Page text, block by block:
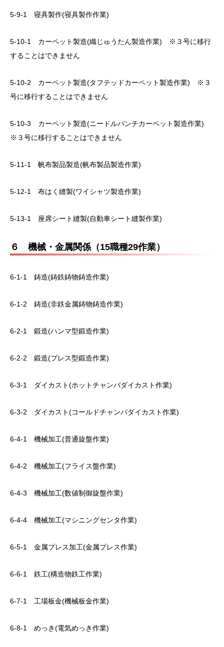
5-9-1 寝具製作(寝具製作作業)
5-10-1 カーペット製造(織じゅうたん製造作業) ※３号に移行
することはできません
5-10-2 カーペット製造(タフテッドカーペット製造作業) ※３
号に移行することはできません
5-10-3 カーペット製造(ニードルパンチカーペット製造作業)
※３号に移行することはできません
5-11-1 帆布製品製造(帆布製品製造作業)
5-12-1 布はく縫製(ワイシャツ製造作業)
5-13-1 座席シート縫製(自動車シート縫製作業)
６ 機械・金属関係（15職種29作業）
6-1-1 鋳造(鋳鉄鋳物鋳造作業)
6-1-2 鋳造(非鉄金属鋳物鋳造作業)
6-2-1 鍛造(ハンマ型鍛造作業)
6-2-2 鍛造(プレス型鍛造作業)
6-3-1 ダイカスト(ホットチャンバダイカスト作業)
6-3-2 ダイカスト(コールドチャンバダイカスト作業)
6-4-1 機械加工(普通旋盤作業)
6-4-2 機械加工(フライス盤作業)
6-4-3 機械加工(数値制御旋盤作業)
6-4-4 機械加工(マシニングセンタ作業)
6-5-1 金属プレス加工(金属プレス作業)
6-6-1 鉄工(構造物鉄工作業)
6-7-1 工場板金(機械板金作業)
6-8-1 めっき(電気めっき作業)